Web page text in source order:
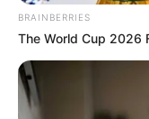
BRAINBERRIES
The World Cup 2026